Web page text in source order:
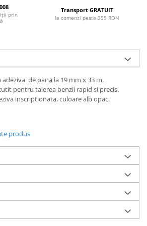
masina
prin
Transport GRATUIT
la comenzi peste 399 RON
de pana la 19 mm x 33 m.
pentru taierea benzii rapid si precis.
inscriptionata, culoare alb opac.
produs